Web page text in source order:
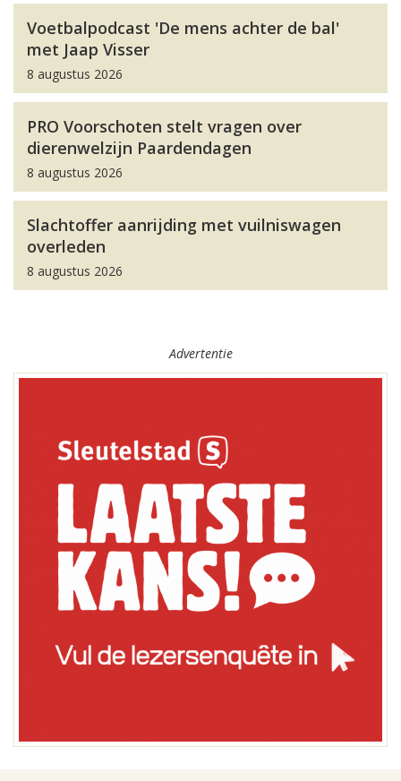
Voetbalpodcast 'De mens achter de bal'
met Jaap Visser
8 augustus 2026
PRO Voorschoten stelt vragen over
dierenwelzijn Paardendagen
8 augustus 2026
Slachtoffer aanrijding met vuilniswagen
overleden
8 augustus 2026
Advertentie